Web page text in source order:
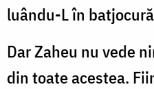
luându-L în
Dar Zaheu nu vede
din toate acestea.